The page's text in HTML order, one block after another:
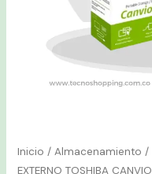
Inicio /Almacenamiento /
EXTERNO TOSHIBA